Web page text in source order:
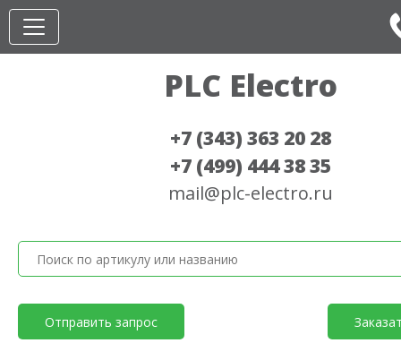
PLC Electro
+7 (343) 363 20 28
+7 (499) 444 38 35
mail@plc-electro.ru
Отправить запрос